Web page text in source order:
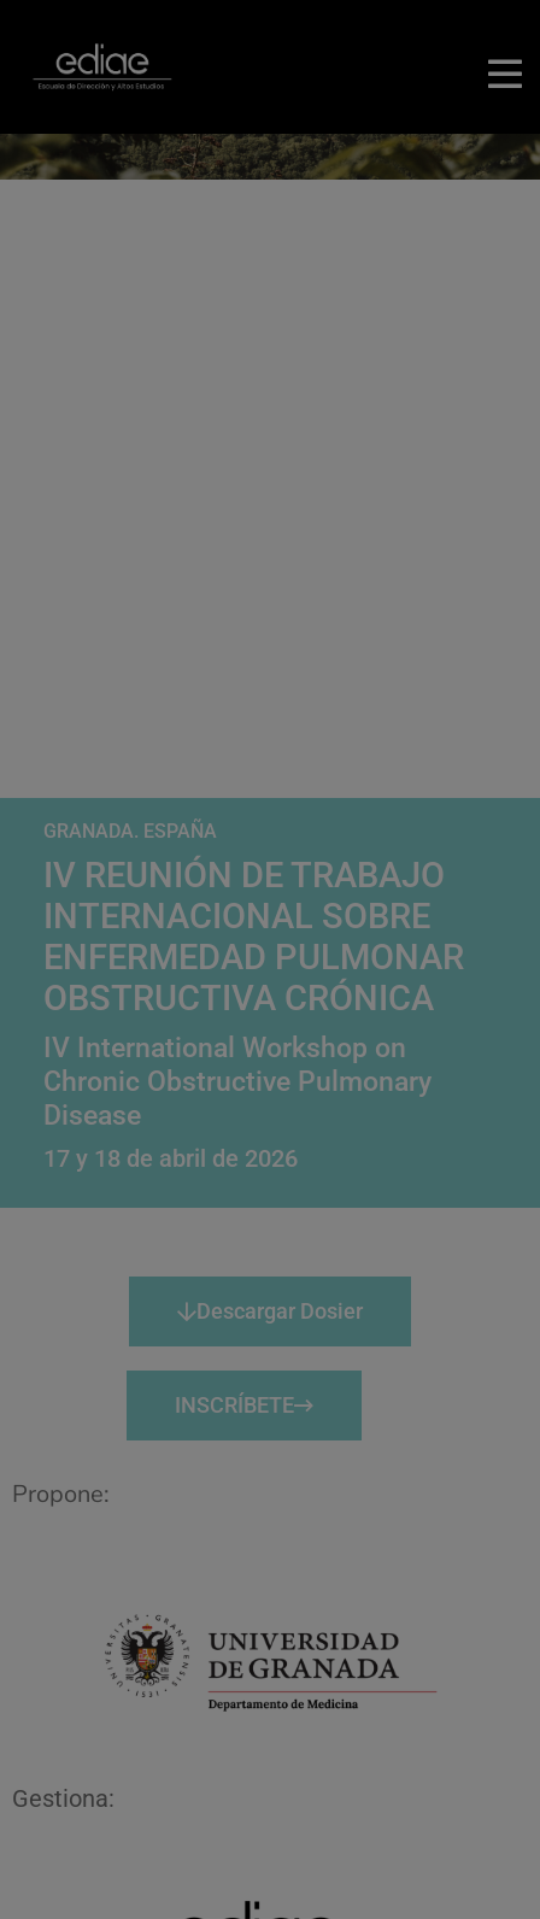
GRANADA. ESPAÑA
IV REUNIÓN DE TRABAJO
INTERNACIONAL SOBRE
ENFERMEDAD PULMONAR
OBSTRUCTIVA CRÓNICA
IV International Workshop on
Chronic Obstructive Pulmonary
Disease
17 y 18 de abril de 2026
Descargar Dosier
INSCRÍBETE
Propone:
Gestiona: